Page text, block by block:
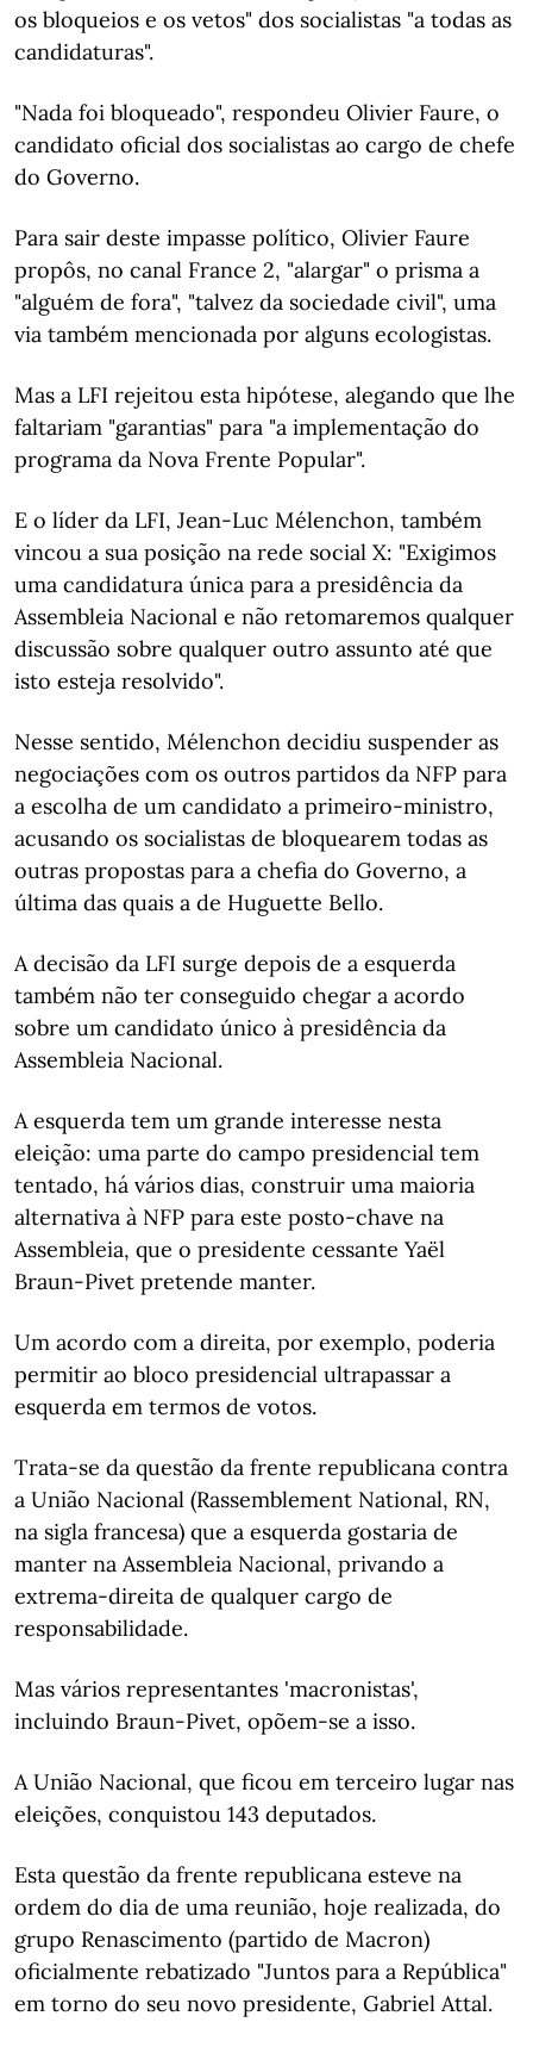
os bloqueios e os vetos" dos socialistas "a todas as
candidaturas".
"Nada foi bloqueado", respondeu Olivier Faure, o
candidato oficial dos socialistas ao cargo de chefe
do Governo.
Para sair deste impasse político, Olivier Faure
propôs, no canal France 2, "alargar" o prisma a
"alguém de fora", "talvez da sociedade civil", uma
via também mencionada por alguns ecologistas.
Mas a LFI rejeitou esta hipótese, alegando que lhe
faltariam "garantias" para "a implementação do
programa da Nova Frente Popular".
E o líder da LFI, Jean-Luc Mélenchon, também
vincou a sua posição na rede social X: "Exigimos
uma candidatura única para a presidência da
Assembleia Nacional e não retomaremos qualquer
discussão sobre qualquer outro assunto até que
isto esteja resolvido".
Nesse sentido, Mélenchon decidiu suspender as
negociações com os outros partidos da NFP para
a escolha de um candidato a primeiro-ministro,
acusando os socialistas de bloquearem todas as
outras propostas para a chefia do Governo, a
última das quais a de Huguette Bello.
A decisão da LFI surge depois de a esquerda
também não ter conseguido chegar a acordo
sobre um candidato único à presidência da
Assembleia Nacional.
A esquerda tem um grande interesse nesta
eleição: uma parte do campo presidencial tem
tentado, há vários dias, construir uma maioria
alternativa à NFP para este posto-chave na
Assembleia, que o presidente cessante Yaël
Braun-Pivet pretende manter.
Um acordo com a direita, por exemplo, poderia
permitir ao bloco presidencial ultrapassar a
esquerda em termos de votos.
Trata-se da questão da frente republicana contra
a União Nacional (Rassemblement National, RN,
na sigla francesa) que a esquerda gostaria de
manter na Assembleia Nacional, privando a
extrema-direita de qualquer cargo de
responsabilidade.
Mas vários representantes 'macronistas',
incluindo Braun-Pivet, opõem-se a isso.
A União Nacional, que ficou em terceiro lugar nas
eleições, conquistou 143 deputados.
Esta questão da frente republicana esteve na
ordem do dia de uma reunião, hoje realizada, do
grupo Renascimento (partido de Macron)
oficialmente rebatizado "Juntos para a República"
em torno do seu novo presidente, Gabriel Attal.